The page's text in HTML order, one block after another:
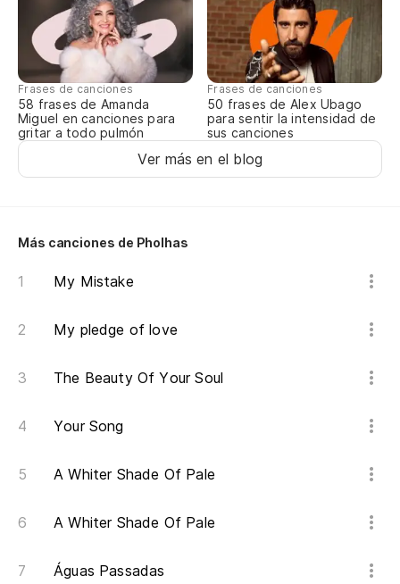
Frases de canciones
58 frases de Amanda
Miguel en canciones para
gritar a todo pulmón
Frases de canciones
50 frases de Alex Ubago
para sentir la intensidad de
sus canciones
Ver más en el blog
Más canciones de Pholhas
My Mistake
My pledge of love
The Beauty Of Your Soul
Your Song
A Whiter Shade Of Pale
A Whiter Shade Of Pale
Águas Passadas